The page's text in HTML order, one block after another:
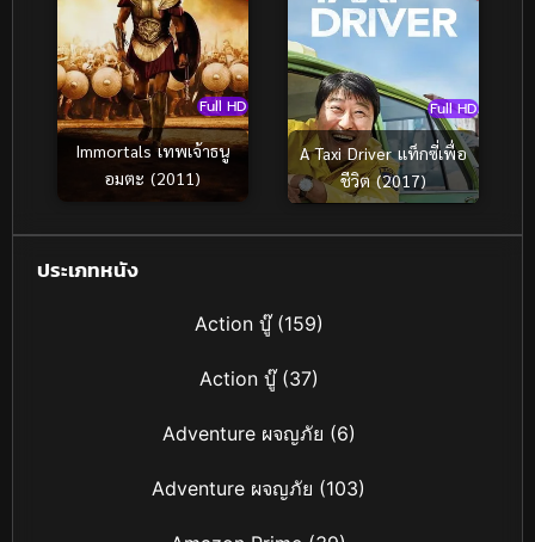
Full HD
Immortals เทพเจ้าธนู
อมตะ (2011)
Full HD
A Taxi Driver แท็กซี่เพื่อ
ชีวิต (2017)
ประเภทหนัง
Action บู๊(159)
Action บู๊(37)
Adventure ผจญภัย (6)
Adventure ผจญภัย (103)